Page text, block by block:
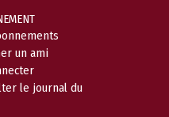
un ami
le journal du